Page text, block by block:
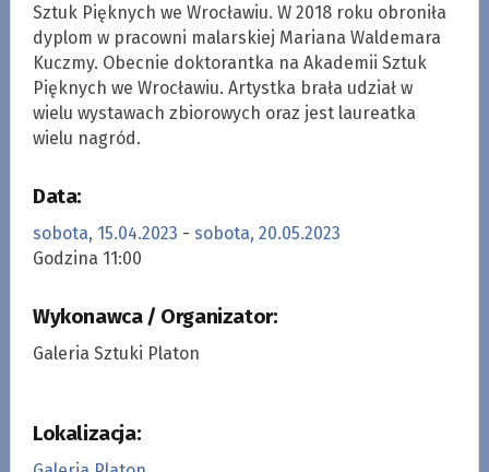
Sztuk Pięknych we Wrocławiu. W 2018 roku obroniła
dyplom w pracowni malarskiej Mariana Waldemara
Kuczmy. Obecnie doktorantka na Akademii Sztuk
Pięknych we Wrocławiu. Artystka brała udział w
wielu wystawach zbiorowych oraz jest laureatka
wielu nagród.
Data:
sobota, 15.04.2023 - sobota, 20.05.2023
Godzina 11:00
Wykonawca / Organizator:
Galeria Sztuki Platon
Lokalizacja: